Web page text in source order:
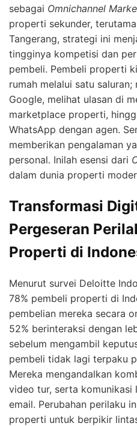
sebagai Omnichannel
properti sekunder,
Tangerang, strategi ini
tingginya kompetisi dan
pembeli. Pembeli properti
rumah melalui satu saluran;
Google, melihat ulasan di
marketplace properti,
WhatsApp dengan agen.
memberikan pengalaman
personal. Inilah esensi dari
dalam dunia properti
Transformasi
Pergeseran
Properti di
Menurut survei Deloitte
78% pembeli properti di
pembelian mereka secara
52% berinteraksi dengan
sebelum mengambil
pembeli tidak lagi terpaku
Mereka mengandalkan
video tur, serta komunikasi
email. Perubahan perilaku
properti untuk berpikir